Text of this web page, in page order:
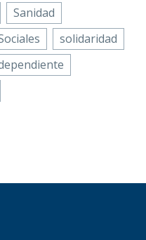
Sanidad
solidaridad